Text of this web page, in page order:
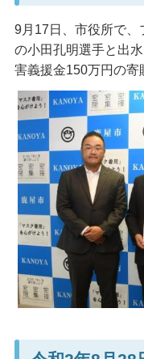
9月17日、市役所で、
の小田孔明選手と出
害義援金150万円の寄